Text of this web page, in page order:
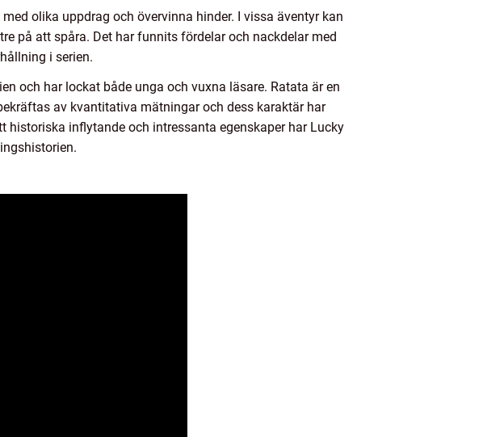
olika uppdrag och övervinna hinder. I vissa äventyr kan
på att spåra. Det har funnits fördelar och nackdelar med
i serien.
och har lockat både unga och vuxna läsare. Ratata är en
av kvantitativa mätningar och dess karaktär har
historiska inflytande och intressanta egenskaper har Lucky